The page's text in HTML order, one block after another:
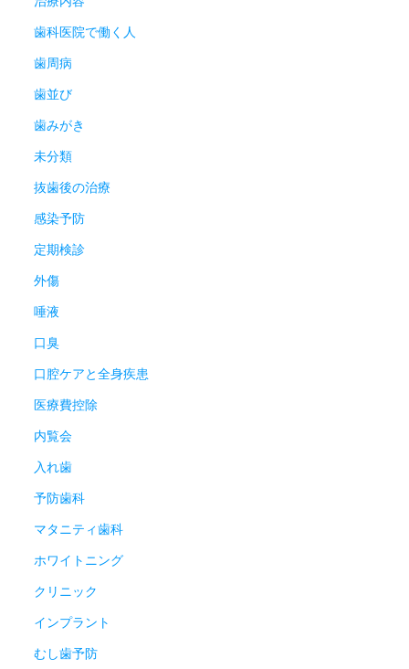
歯科医院で働く人
歯周病
歯並び
歯みがき
未分類
抜歯後の治療
感染予防
定期検診
外傷
唾液
口臭
口腔ケアと全身疾患
医療費控除
内覧会
入れ歯
予防歯科
マタニティ歯科
ホワイトニング
クリニック
インプラント
むし歯予防